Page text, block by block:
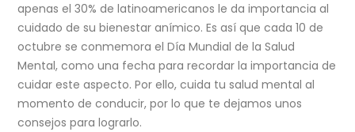
apenas el 30% de latinoamericanos le da importancia al
cuidado de su bienestar anímico. Es así que cada 10 de
octubre se conmemora el Día Mundial de la Salud
Mental, como una fecha para recordar la importancia de
cuidar este aspecto. Por ello, cuida tu salud mental al
momento de conducir, por lo que te dejamos unos
consejos para lograrlo.